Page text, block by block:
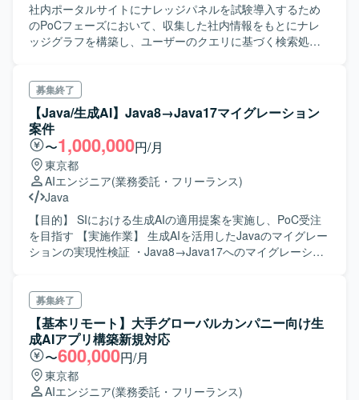
社内ポータルサイトにナレッジパネルを試験導入するため
のPoCフェーズにおいて、収集した社内情報をもとにナレ
ッジグラフを構築し、ユーザーのクエリに基づく検索処理
募集終了
【Java/生成AI】Java8→Java17マイグレーション
案件
〜1,000,000円/月
東京都
AIエンジニア(業務委託・フリーランス)
Java
【目的】 SIにおける生成AIの適用提案を実施し、PoC受注
を目指す 【実施作業】 生成AIを活用したJavaのマイグレー
ションの実現性検証 ・Java8→Java17へのマイグレーショ
計書を復元できるのか見極める 生成AIを活用したソースコ
ードの品質改善検証 ・生成AIを活用してソースコードの品
質改善ができるのかを見極める
募集終了
【基本リモート】大手グローバルカンパニー向け生
成AIアプリ構築新規対応
〜600,000円/月
東京都
AIエンジニア(業務委託・フリーランス)